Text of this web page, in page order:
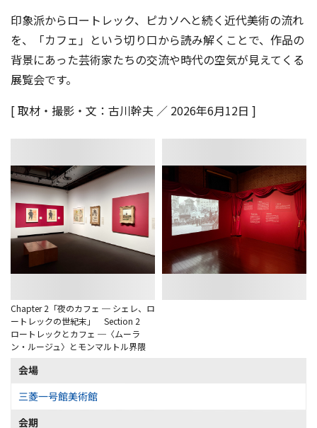
印象派からロートレック、ピカソへと続く近代美術の流れ
を、「カフェ」という切り口から読み解くことで、作品の
背景にあった芸術家たちの交流や時代の空気が見えてくる
展覧会です。
[ 取材・撮影・文：古川幹夫 ／ 2026年6月12日 ]
Chapter 2「夜のカフェ ─ シェレ、ロ
ートレックの世紀末」 Section 2
ロートレックとカフェ ─〈ムーラ
ン・ルージュ〉とモンマルトル界隈
会場
三菱一号館美術館
会期